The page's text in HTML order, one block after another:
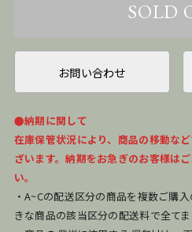
お問い合わせ
●納期に関して
在庫保管状況により、商品の移動な
ざいます。納期をお急ぎのお客様は
い。
・A~Cの配送区分の商品を複数ご購
きな商品の該当区分の配送料で全て